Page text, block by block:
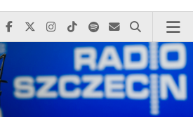
Najlepiej po prostu do nas zadzwoń
Odwiedź nas na Facebook-u
Odwiedź nas na X
Odwiedź nas na Instagram-ie
Odwiedź nas na TikTok-u
Szukaj nas na Spotify
Wyślij do nas
Szukaj